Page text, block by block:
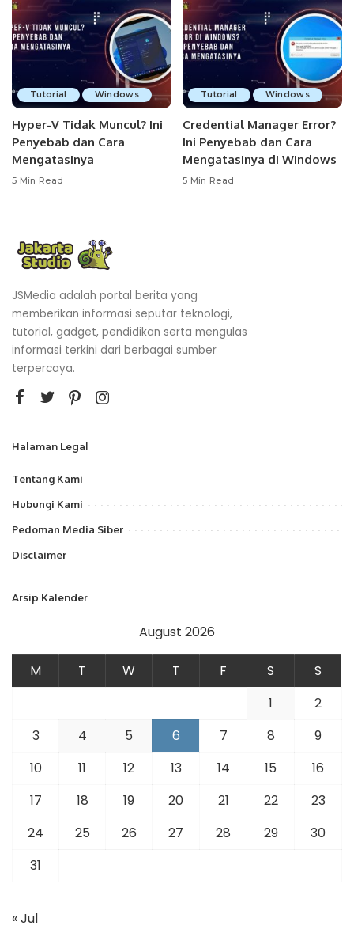
Tutorial Windows
Hyper-V Tidak Muncul? Ini
Penyebab dan Cara
Mengatasinya
5 Min Read
Tutorial Windows
Credential Manager Error?
Ini Penyebab dan Cara
Mengatasinya di Windows
5 Min Read
JSMedia adalah portal berita yang
memberikan informasi seputar teknologi,
tutorial, gadget, pendidikan serta mengulas
informasi terkini dari berbagai sumber
terpercaya.
Halaman Legal
Tentang Kami
Hubungi Kami
Pedoman Media Siber
Disclaimer
Arsip Kalender
August 2026
M T W T F S
S
1
2
3
4 5 6 7 8
9
10
11 12 13 14 15
16
17
18 19 20 21 22
23
24
25 26 27 28 29
30
31
« Jul